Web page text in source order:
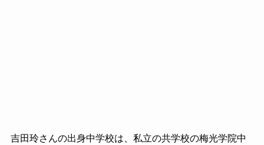
吉田玲さんの出身中学校は、私立の共学校の梅光学院中